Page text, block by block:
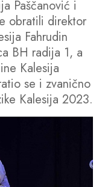
Paščanović i
obratili direktor
Fahrudin
BH radija 1, a
Kalesija
se i zvanično
Kalesija 2023.